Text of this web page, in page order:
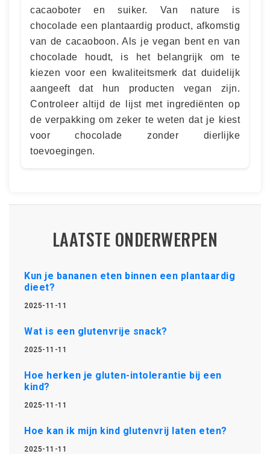
cacaoboter en suiker. Van nature is
chocolade een plantaardig product, afkomstig
van de cacaoboon. Als je vegan bent en van
chocolade houdt, is het belangrijk om te
kiezen voor een kwaliteitsmerk dat duidelijk
aangeeft dat hun producten vegan zijn.
Controleer altijd de lijst met ingrediënten op
de verpakking om zeker te weten dat je kiest
voor chocolade zonder dierlijke
toevoegingen.
LAATSTE ONDERWERPEN
Kun je bananen eten binnen een plantaardig
dieet?
2025-11-11
Wat is een glutenvrije snack?
2025-11-11
Hoe herken je gluten-intolerantie bij een
kind?
2025-11-11
Hoe kan ik mijn kind glutenvrij laten eten?
2025-11-11